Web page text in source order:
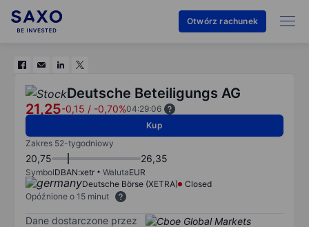
Otwórz rachunek
Deutsche Beteiligungs AG
21,25-0,15 / -0,70%04:29:06
Kup
Zakres 52-tygodniowy
20,75 26,35
SymbolDBAN:xetr WalutaEUR
Deutsche Börse (XETRA)
Closed
Opóźnione o 15 minut
Dane dostarczone przez